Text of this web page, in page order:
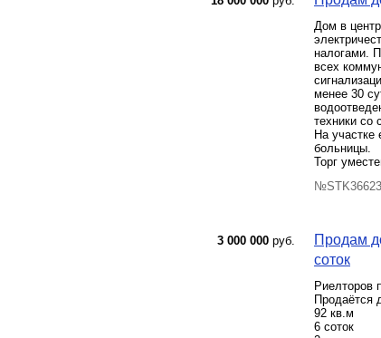
Дом в
налогами.
всех
менее 30
техники со
На участке
больницы.
Торг
3 000 000 руб.
Продам
соток
Риелторов
Продаётся
92 кв.м
6 соток